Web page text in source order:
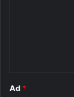
Ad *